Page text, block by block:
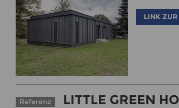
LINK ZUR
Referenz LITTLE GREEN